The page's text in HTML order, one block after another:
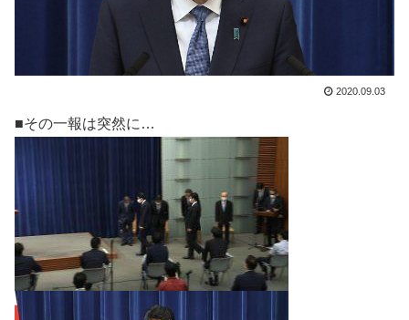
2020.09.03
■その一報は突然に…